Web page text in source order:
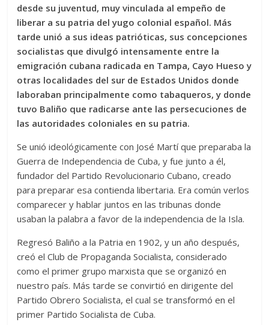
desde su juventud, muy vinculada al empeño de
liberar a su patria del yugo colonial español. Más
tarde unió a sus ideas patrióticas, sus concepciones
socialistas que divulgó intensamente entre la
emigración cubana radicada en Tampa, Cayo Hueso y
otras localidades del sur de Estados Unidos donde
laboraban principalmente como tabaqueros, y donde
tuvo Baliño que radicarse ante las persecuciones de
las autoridades coloniales en su patria.
Se unió ideológicamente con José Martí que preparaba la
Guerra de Independencia de Cuba, y fue junto a él,
fundador del Partido Revolucionario Cubano, creado
para preparar esa contienda libertaria. Era común verlos
comparecer y hablar juntos en las tribunas donde
usaban la palabra a favor de la independencia de la Isla.
Regresó Baliño a la Patria en 1902, y un año después,
creó el Club de Propaganda Socialista, considerado
como el primer grupo marxista que se organizó en
nuestro país. Más tarde se convirtió en dirigente del
Partido Obrero Socialista, el cual se transformó en el
primer Partido Socialista de Cuba.